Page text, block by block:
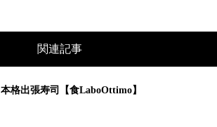
関連記事
本格出張寿司【食LaboOttimo】